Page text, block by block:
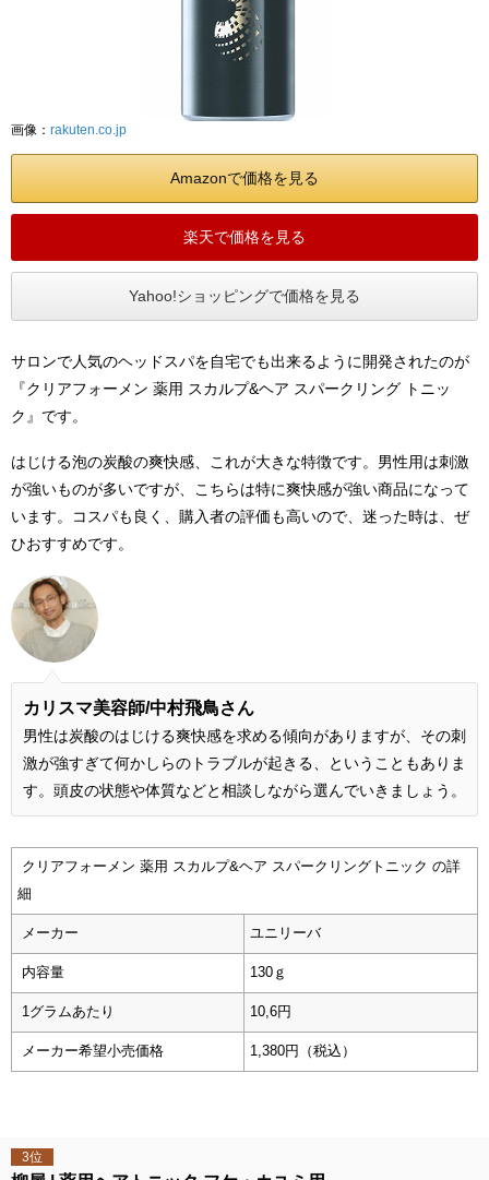
画像： rakuten.co.jp
Amazonで価格を見る
楽天で価格を見る
Yahoo!ショッピングで価格を見る
サロンで人気のヘッドスパを自宅でも出来るように開発されたのが
『クリアフォーメン 薬用 スカルプ&ヘア スパークリング トニッ
ク』です。
はじける泡の炭酸の爽快感、これが大きな特徴です。男性用は刺激
が強いものが多いですが、こちらは特に爽快感が強い商品になって
います。コスパも良く、購入者の評価も高いので、迷った時は、ぜ
ひおすすめです。
カリスマ美容師/中村飛鳥さん
男性は炭酸のはじける爽快感を求める傾向がありますが、その刺
激が強すぎて何かしらのトラブルが起きる、ということもありま
す。頭皮の状態や体質などと相談しながら選んでいきましょう。
クリアフォーメン 薬用 スカルプ&ヘア スパークリングトニック の詳
細
メーカー ユニリーバ
内容量 130ｇ
1グラムあたり 10,6円
メーカー希望小売価格 1,380円（税込）
3位